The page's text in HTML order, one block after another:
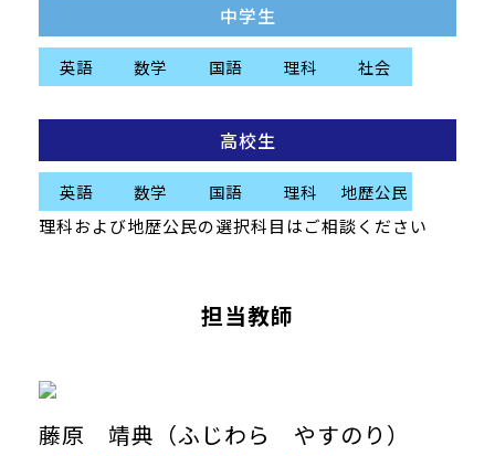
中学生
英語 数学 国語 理科 社会
高校生
英語 数学 国語 理科
地歴公民
理科および地歴公民の選択科目はご相談ください
担当教師
藤原 靖典（ふじわら やすのり）